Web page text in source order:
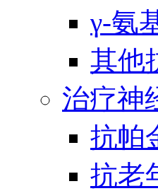
γ-氨
其他
治疗神
抗帕
抗老